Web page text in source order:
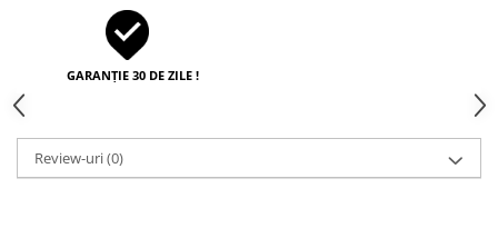
GARANȚIE 30 DE ZILE !
Review-uri(0)